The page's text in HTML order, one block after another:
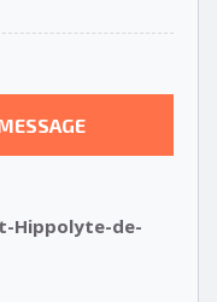
Hippolyte-de-